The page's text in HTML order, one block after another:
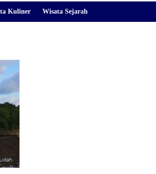
Kuliner Wisata Sejarah